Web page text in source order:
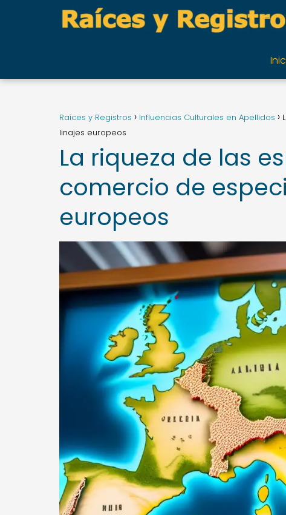
Raíces y Registros Influencias Culturales en Apellidos
linajes europeos
La riqueza de las
comercio de
europeos